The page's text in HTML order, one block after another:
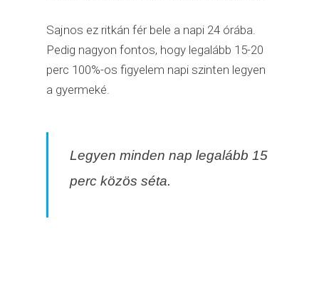
Sajnos ez ritkán fér bele a napi 24 órába.
Pedig nagyon fontos, hogy legalább 15-20
perc 100%-os figyelem napi szinten legyen
a gyermeké.
Legyen minden nap legalább 15
perc közös séta.